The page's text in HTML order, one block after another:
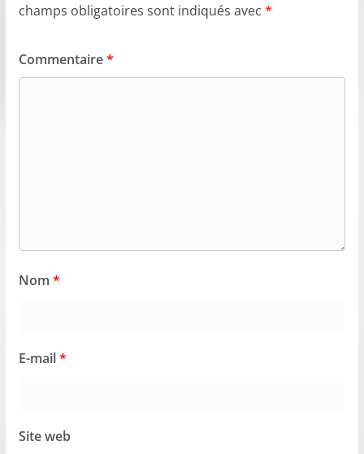
champs obligatoires sont indiqués avec *
Commentaire*
Nom *
E-mail*
Site web